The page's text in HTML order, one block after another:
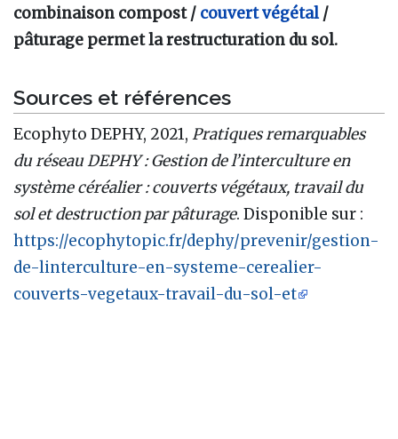
combinaison compost / couvert végétal/
pâturage permet la restructuration du sol.
Sources et références
Ecophyto DEPHY, 2021, Pratiques remarquables
du réseau DEPHY : Gestion de l’interculture en
système céréalier : couverts végétaux, travail du
sol et destruction par pâturage. Disponible sur :
https://ecophytopic.fr/dephy/prevenir/gestion-
de-linterculture-en-systeme-cerealier-
couverts-vegetaux-travail-du-sol-et